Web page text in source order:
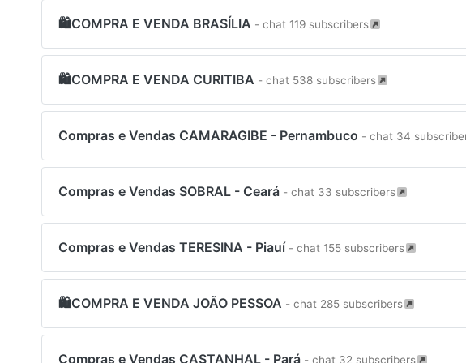
🛍COMPRA E VENDA BRASÍLIA - chat 119 subscribers
🛍COMPRA E VENDA CURITIBA - chat 538 subscribers
Compras e Vendas CAMARAGIBE - Pernambuco - chat 34
Compras e Vendas SOBRAL - Ceará - chat 33 subscribers
Compras e Vendas TERESINA - Piauí - chat 155 subscribers
🛍COMPRA E VENDA JOÃO PESSOA - chat 285 subscribers
Compras e Vendas CASTANHAL - Pará - chat 32 subscribers